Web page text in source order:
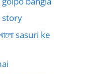
story
sasuri ke